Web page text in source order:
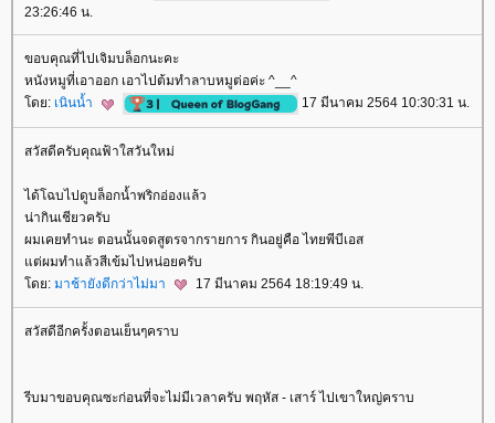
23:26:46 น.
ขอบคุณที่ไปเจิมบล็อกนะคะ
หนังหมูที่เอาออก เอาไปต้มทำลาบหมูต่อค่ะ ^__^
ดย: เนินน้ำ 17 มีนาคม 2564 10:30:31 น.
สวัสดีครับคุณฟ้าใสวันใหม่
ได้โฉบไปดูบล็อกน้ำพริกอ่องแล้ว
น่ากินเชียวครับ
ผมเคยทำนะ ตอนนั้นจดสูตรจากรายการ กินอยู่คือ ไทยพีบีเอส
ต่ผมทำแล้วสีเข้มไปหน่อยครับ
ดย: มาช้ายังดีกว่าไม่มา 17 มีนาคม 2564 18:19:49 น.
สวัสดีอีกครั้งตอนเย็นๆคราบ
รีบมาขอบคุณซะก่อนที่จะไม่มีเวลาครับ พฤหัส - เสาร์ ไปเขาใหญ่คราบ